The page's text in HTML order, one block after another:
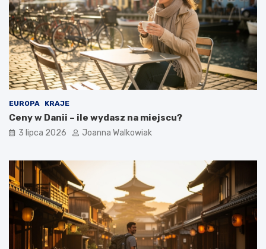
EUROPA KRAJE
Ceny w Danii – ile wydasz na miejscu?
3 lipca 2026 Joanna Walkowiak